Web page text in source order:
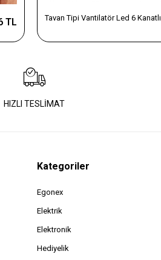
TL Tavan Tipi Vantilatör Led 6 Kanatlı
HIZLI TESLİMAT
Kategoriler
Egonex
Elektrik
Elektronik
Hediyelik